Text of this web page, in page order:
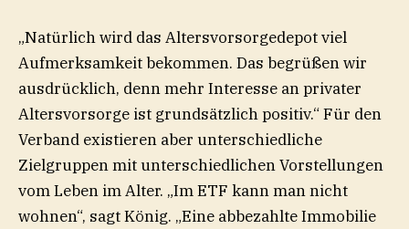
„Natürlich wird das Altersvorsorgedepot viel
Aufmerksamkeit bekommen. Das begrüßen wir
ausdrücklich, denn mehr Interesse an privater
Altersvorsorge ist grundsätzlich positiv.“ Für den
Verband existieren aber unterschiedliche
Zielgruppen mit unterschiedlichen Vorstellungen
vom Leben im Alter. „Im ETF kann man nicht
wohnen“, sagt König. „Eine abbezahlte Immobilie